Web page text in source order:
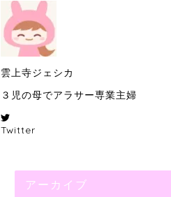
雲上寺ジェシカ
３児の母でアラサー専業主婦
Twitter
アーカイブ